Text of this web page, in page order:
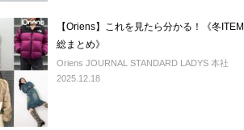
【Oriens】これを見たら分かる！《冬ITEM
総まとめ》
Oriens JOURNAL STANDARD LADYS 本社
2025.12.18